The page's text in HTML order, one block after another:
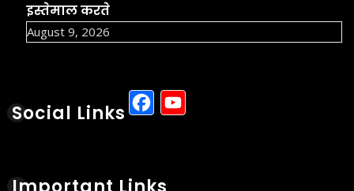
इस्तेमाल करते
August 9, 2026
Social Links Facebook